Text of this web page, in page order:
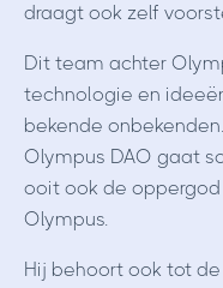
draagt ook zelf
Dit team achter
technologie en
bekende
Olympus DAO gaat
ooit ook de
Olympus.
Hij behoort ook tot de